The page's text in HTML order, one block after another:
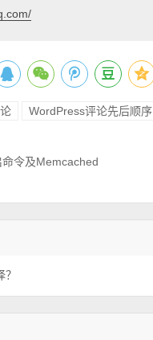
WordPress评论先后顺序
令及Memcached